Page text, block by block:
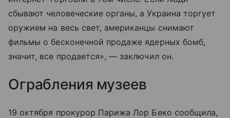
сбывают человеческие органы, а Украина торгует
оружием на весь свет, американцы снимают
фильмы о бесконечной продаже ядерных бомб,
значит, все продается», — заключил он.
Ограбления музеев
19 октября прокурор Парижа Лор Беко сообщила,